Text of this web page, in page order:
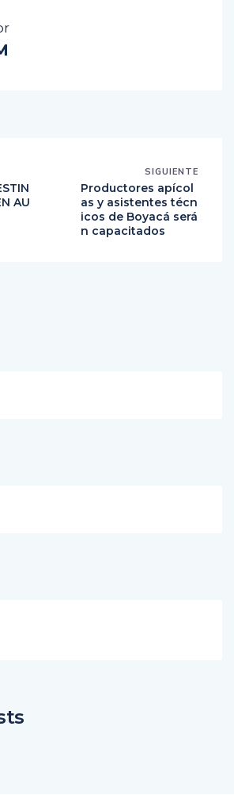
AU
SIGUIENTE
Productores apícol
as y asistentes técn
icos de Boyacá será
n capacitados